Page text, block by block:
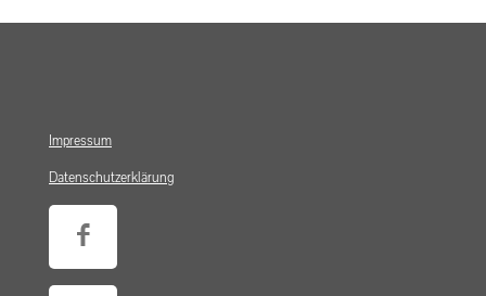
Impressum
Datenschutzerklärung